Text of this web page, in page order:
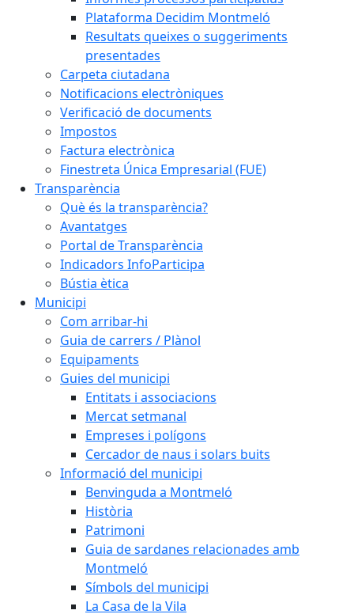
Plataforma Decidim Montmeló
Resultats queixes o suggeriments
presentades
Carpeta ciutadana
Notificacions electròniques
Verificació de documents
Impostos
Factura electrònica
Finestreta Única Empresarial (FUE)
Transparència
Què és la transparència?
Avantatges
Portal de Transparència
Indicadors InfoParticipa
Bústia ètica
Municipi
Com arribar-hi
Guia de carrers / Plànol
Equipaments
Guies del municipi
Entitats i associacions
Mercat setmanal
Empreses i polígons
Cercador de naus i solars buits
Informació del municipi
Benvinguda a Montmeló
Història
Patrimoni
Guia de sardanes relacionades amb
Montmeló
Símbols del municipi
La Casa de la Vila